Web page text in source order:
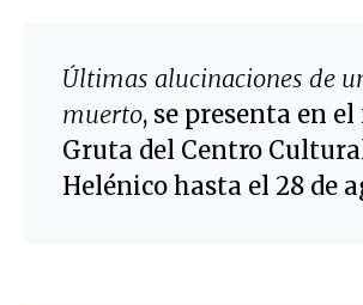
Últimas alucinaciones de
muerto, se presenta en
Gruta del Centro
Helénico hasta el 28 de